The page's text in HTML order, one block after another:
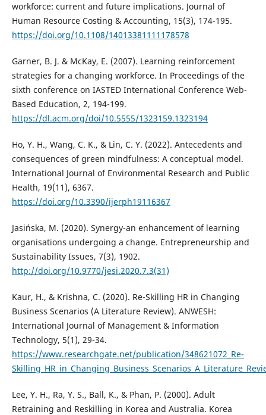
workforce: current and future implications. Journal of
Human Resource Costing & Accounting, 15(3), 174-195.
https://doi.org/10.1108/14013381111178578
Garner, B. J. & McKay, E. (2007). Learning reinforcement
strategies for a changing workforce. In Proceedings of the
sixth conference on IASTED International Conference Web-
Based Education, 2, 194-199.
https://dl.acm.org/doi/10.5555/1323159.1323194
Ho, Y. H., Wang, C. K., & Lin, C. Y. (2022). Antecedents and
consequences of green mindfulness: A conceptual model.
International Journal of Environmental Research and Public
Health, 19(11), 6367.
https://doi.org/10.3390/ijerph19116367
Jasińska, M. (2020). Synergy-an enhancement of learning
organisations undergoing a change. Entrepreneurship and
Sustainability Issues, 7(3), 1902.
http://doi.org/10.9770/jesi.2020.7.3(31)
Kaur, H., & Krishna, C. (2020). Re-Skilling HR in Changing
Business Scenarios (A Literature Review). ANWESH:
International Journal of Management & Information
Technology, 5(1), 29-34.
https://www.researchgate.net/publication/348621072_Re-
Lee, Y. H., Ra, Y. S., Ball, K., & Phan, P. (2000). Adult
Retraining and Reskilling in Korea and Australia. Korea